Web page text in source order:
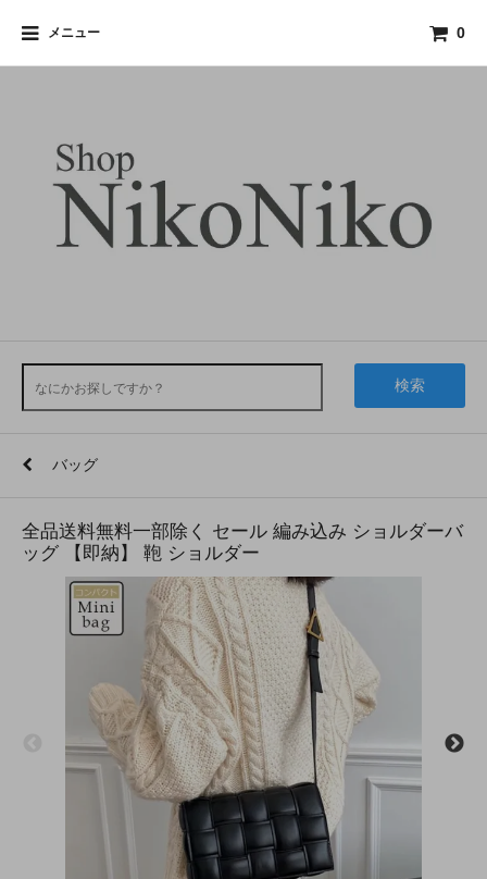
メニュー 0
検索
バッグ
全品送料無料一部除く セール 編み込み ショルダーバ
ッグ 【即納】 鞄 ショルダー